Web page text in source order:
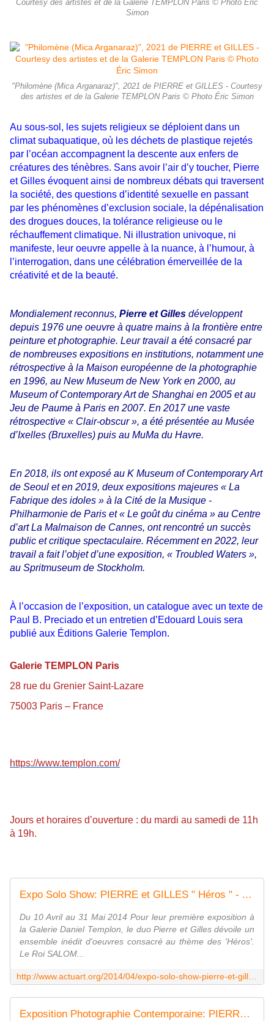
Courtesy des artistes et de la Galerie TEMPLON Paris © Photo Éric
Simon
"Philomène (Mica Arganaraz)", 2021 de PIERRE et GILLES - Courtesy
des artistes et de la Galerie TEMPLON Paris © Photo Éric Simon
Au sous-sol, les sujets religieux se déploient dans un
climat subaquatique, où les déchets de plastique rejetés
par l’océan accompagnent la descente aux enfers de
créatures des ténèbres. Sans avoir l’air d’y toucher, Pierre
et Gilles évoquent ainsi de nombreux débats qui traversent
la société, des questions d’identité sexuelle en passant
par les phénomènes d’exclusion sociale, la dépénalisation
des drogues douces, la tolérance religieuse ou le
réchauffement climatique. Ni illustration univoque, ni
manifeste, leur oeuvre appelle à la nuance, à l’humour, à
l’interrogation, dans une célébration émerveillée de la
créativité et de la beauté.
Mondialement reconnus, Pierre et Gilles développent
depuis 1976 une oeuvre à quatre mains à la frontière entre
peinture et photographie. Leur travail a été consacré par
de nombreuses expositions en institutions, notamment une
rétrospective à la Maison européenne de la photographie
en 1996, au New Museum de New York en 2000, au
Museum of Contemporary Art de Shanghai en 2005 et au
Jeu de Paume à Paris en 2007. En 2017 une vaste
rétrospective « Clair-obscur », a été présentée au Musée
d’Ixelles (Bruxelles) puis au MuMa du Havre.
En 2018, ils ont exposé au K Museum of Contemporary Art
de Seoul et en 2019, deux expositions majeures « La
Fabrique des idoles » à la Cité de la Musique -
Philharmonie de Paris et « Le goût du cinéma » au Centre
d’art La Malmaison de Cannes, ont rencontré un succès
public et critique spectaculaire. Récemment en 2022, leur
travail a fait l’objet d’une exposition, « Troubled Waters »,
au Spritmuseum de Stockholm.
À l’occasion de l’exposition, un catalogue avec un texte de
Paul B. Preciado et un entretien d’Edouard Louis sera
publié aux Éditions Galerie Templon.
Galerie TEMPLON Paris
28 rue du Grenier Saint-Lazare
75003 Paris – France
https://www.templon.com/
Jours et horaires d’ouverture : du mardi au samedi de 11h
à 19h.
Expo Solo Show: PIERRE et GILLES " Héros " - ACTUART by Eric SIMON
Du 10 Avril au 31 Mai 2014 Pour leur première exposition à
la Galerie Daniel Templon, le duo Pierre et Gilles dévoile un
ensemble inédit d'oeuvres consacré au thème des 'Héros'.
Le Roi SALOM...
Exposition Photographie Contemporaine: PIERRE et GILLES " Le temps Imaginaire " - ACTUART by Eric SIMON